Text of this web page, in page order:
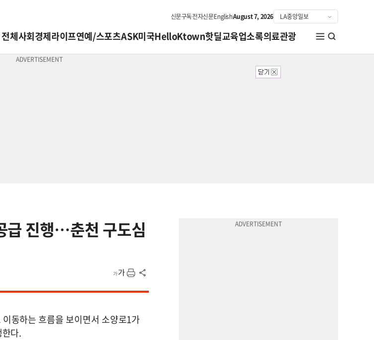
신문구독전자신문EnglishAugust 7, 2026
전체사회경제라이프연예/스포츠ASK미국HelloKtown핫딜교육업소록의료관광
급 진행…춘천 구도심
동하는 흐름을 보이면서 소양로1가
다.